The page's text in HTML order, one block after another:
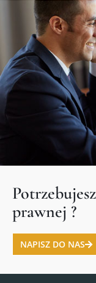
prawnej ?
NAPISZ DO NAS